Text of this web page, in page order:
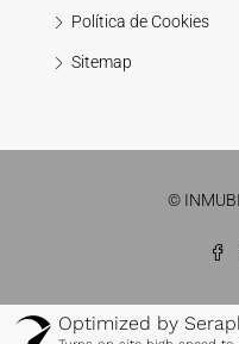
Política de Cookies
Sitemap
©
Optimized by